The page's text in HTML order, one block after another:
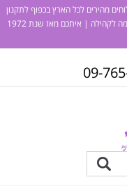
מהירים לכל הארץ בכפוף לתקנון
| איתכם מאז שנת 1972
09-